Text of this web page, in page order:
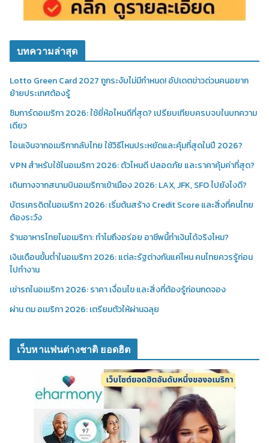
บทความล่าสุด
Lotto Green Card 2027 ถูกระงับไม่มีกำหนด! อัปเดตข่าวด่วนคนอยาก
ย้ายประเทศต้องรู้
ซิมการ์ดอเมริกา 2026: ใช้ยี่ห้อไหนดีที่สุด? เปรียบเทียบครบจบในบทความ
เดียว
โอนเงินจากอเมริกากลับไทย ใช้วิธีไหนประหยัดและคุ้มที่สุดในปี 2026?
VPN สำหรับใช้ในอเมริกา 2026: ตัวไหนดี ปลอดภัย และราคาคุ้มค่าที่สุด?
เดินทางจากสนามบินอเมริกาเข้าเมือง 2026: LAX, JFK, SFO ไปยังไงดี?
บัตรเครดิตในอเมริกา 2026: เริ่มต้นสร้าง Credit Score และสิ่งที่คนไทย
ต้องระวัง
ร้านอาหารไทยในอเมริกา: ทำไมถึงอร่อย อาชีพนี้ทำเงินได้จริงไหม?
เงินเดือนขั้นต่ำในอเมริกา 2026: แต่ละรัฐต่างกันแค่ไหน คนไทยควรรู้ก่อน
ไปทำงาน
เช่ารถในอเมริกา 2026: ราคา เงื่อนไข และสิ่งที่ต้องรู้ก่อนกดจอง
ผ่าน ตม อเมริกา 2026: เตรียมตัวให้ผ่านฉลุย
เว็บหาแฟนต่างชาติ ยอดฮิต